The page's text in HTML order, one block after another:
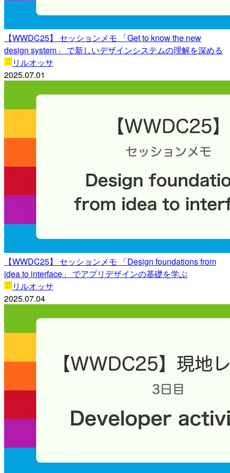
【WWDC25】 セッションメモ 「Get to know the new
design system」 で新しいデザインシステムの理解を深める
リルオッサ
2025.07.01
【WWDC25】 セッションメモ 「Design foundations from
idea to interface」 でアプリデザインの基礎を学ぶ
リルオッサ
2025.07.04